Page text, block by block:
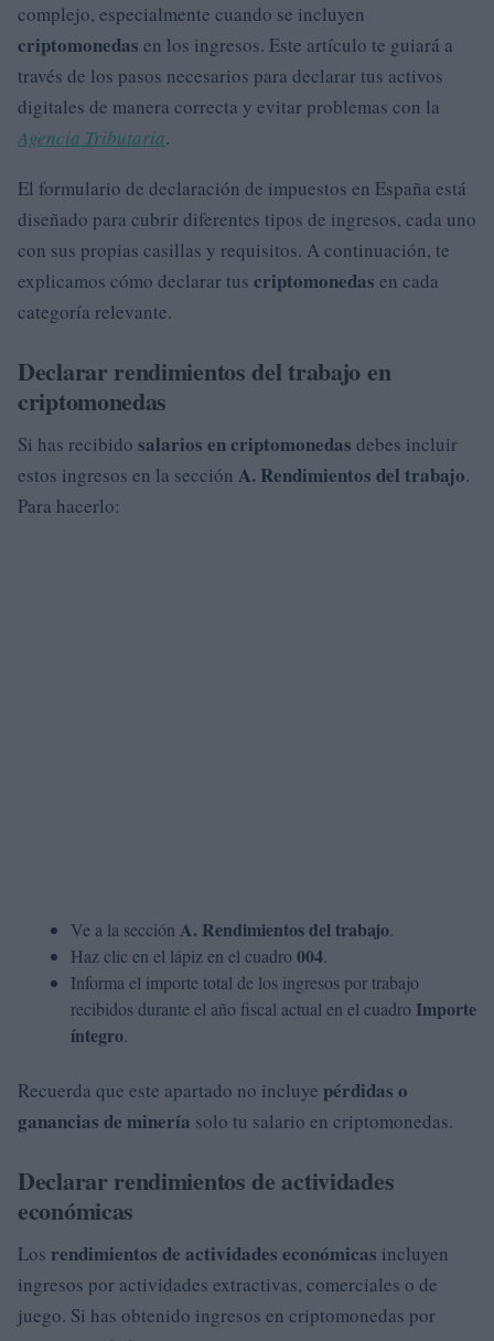
complejo, especialmente cuando se incluyen
criptomonedas en los ingresos. Este artículo te guiará a
través de los pasos necesarios para declarar tus activos
digitales de manera correcta y evitar problemas con la
Agencia Tributaria.
El formulario de declaración de impuestos en España está
diseñado para cubrir diferentes tipos de ingresos, cada uno
con sus propias casillas y requisitos. A continuación, te
explicamos cómo declarar tus criptomonedas en cada
categoría relevante.
Declarar rendimientos del trabajo en
criptomonedas
Si has recibido salarios en criptomonedas debes incluir
estos ingresos en la sección A. Rendimientos del trabajo.
Para hacerlo:
Ve a la sección A. Rendimientos del trabajo.
Haz clic en el lápiz en el cuadro004.
Informa el importe total de los ingresos por trabajo
recibidos durante el año fiscal actual en el cuadro Importe
íntegro.
Recuerda que este apartado no incluye pérdidas o
ganancias de minería solo tu salario en criptomonedas.
Declarar rendimientos de actividades
económicas
Los rendimientos de actividades económicas incluyen
ingresos por actividades extractivas, comerciales o de
juego. Si has obtenido ingresos en criptomonedas por